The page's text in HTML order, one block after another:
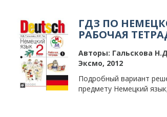
ГДЗ ПО
РАБОЧАЯ
Авторы: Гальскова
Эксмо, 2012
Подробный вариант
предмету Немецкий